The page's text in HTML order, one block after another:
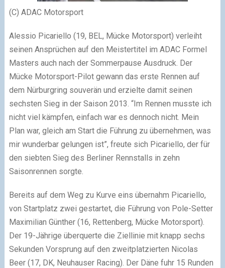
(C) ADAC Motorsport
Alessio Picariello (19, BEL, Mücke Motorsport) verleiht
seinen Ansprüchen auf den Meistertitel im ADAC Formel
Masters auch nach der Sommerpause Ausdruck. Der
Mücke Motorsport-Pilot gewann das erste Rennen auf
dem Nürburgring souverän und erzielte damit seinen
sechsten Sieg in der Saison 2013. “Im Rennen musste ich
nicht viel kämpfen, einfach war es dennoch nicht. Mein
Plan war, gleich am Start die Führung zu übernehmen, was
mir wunderbar gelungen ist”, freute sich Picariello, der für
den siebten Sieg des Berliner Rennstalls in zehn
Saisonrennen sorgte.
Bereits auf dem Weg zu Kurve eins übernahm Picariello,
von Startplatz zwei gestartet, die Führung von Pole-Setter
Maximilian Günther (16, Rettenberg, Mücke Motorsport).
Der 19-Jährige überquerte die Ziellinie mit knapp sechs
Sekunden Vorsprung auf den zweitplatzierten Nicolas
Beer (17, DK, Neuhauser Racing). Der Däne fuhr 15 Runden